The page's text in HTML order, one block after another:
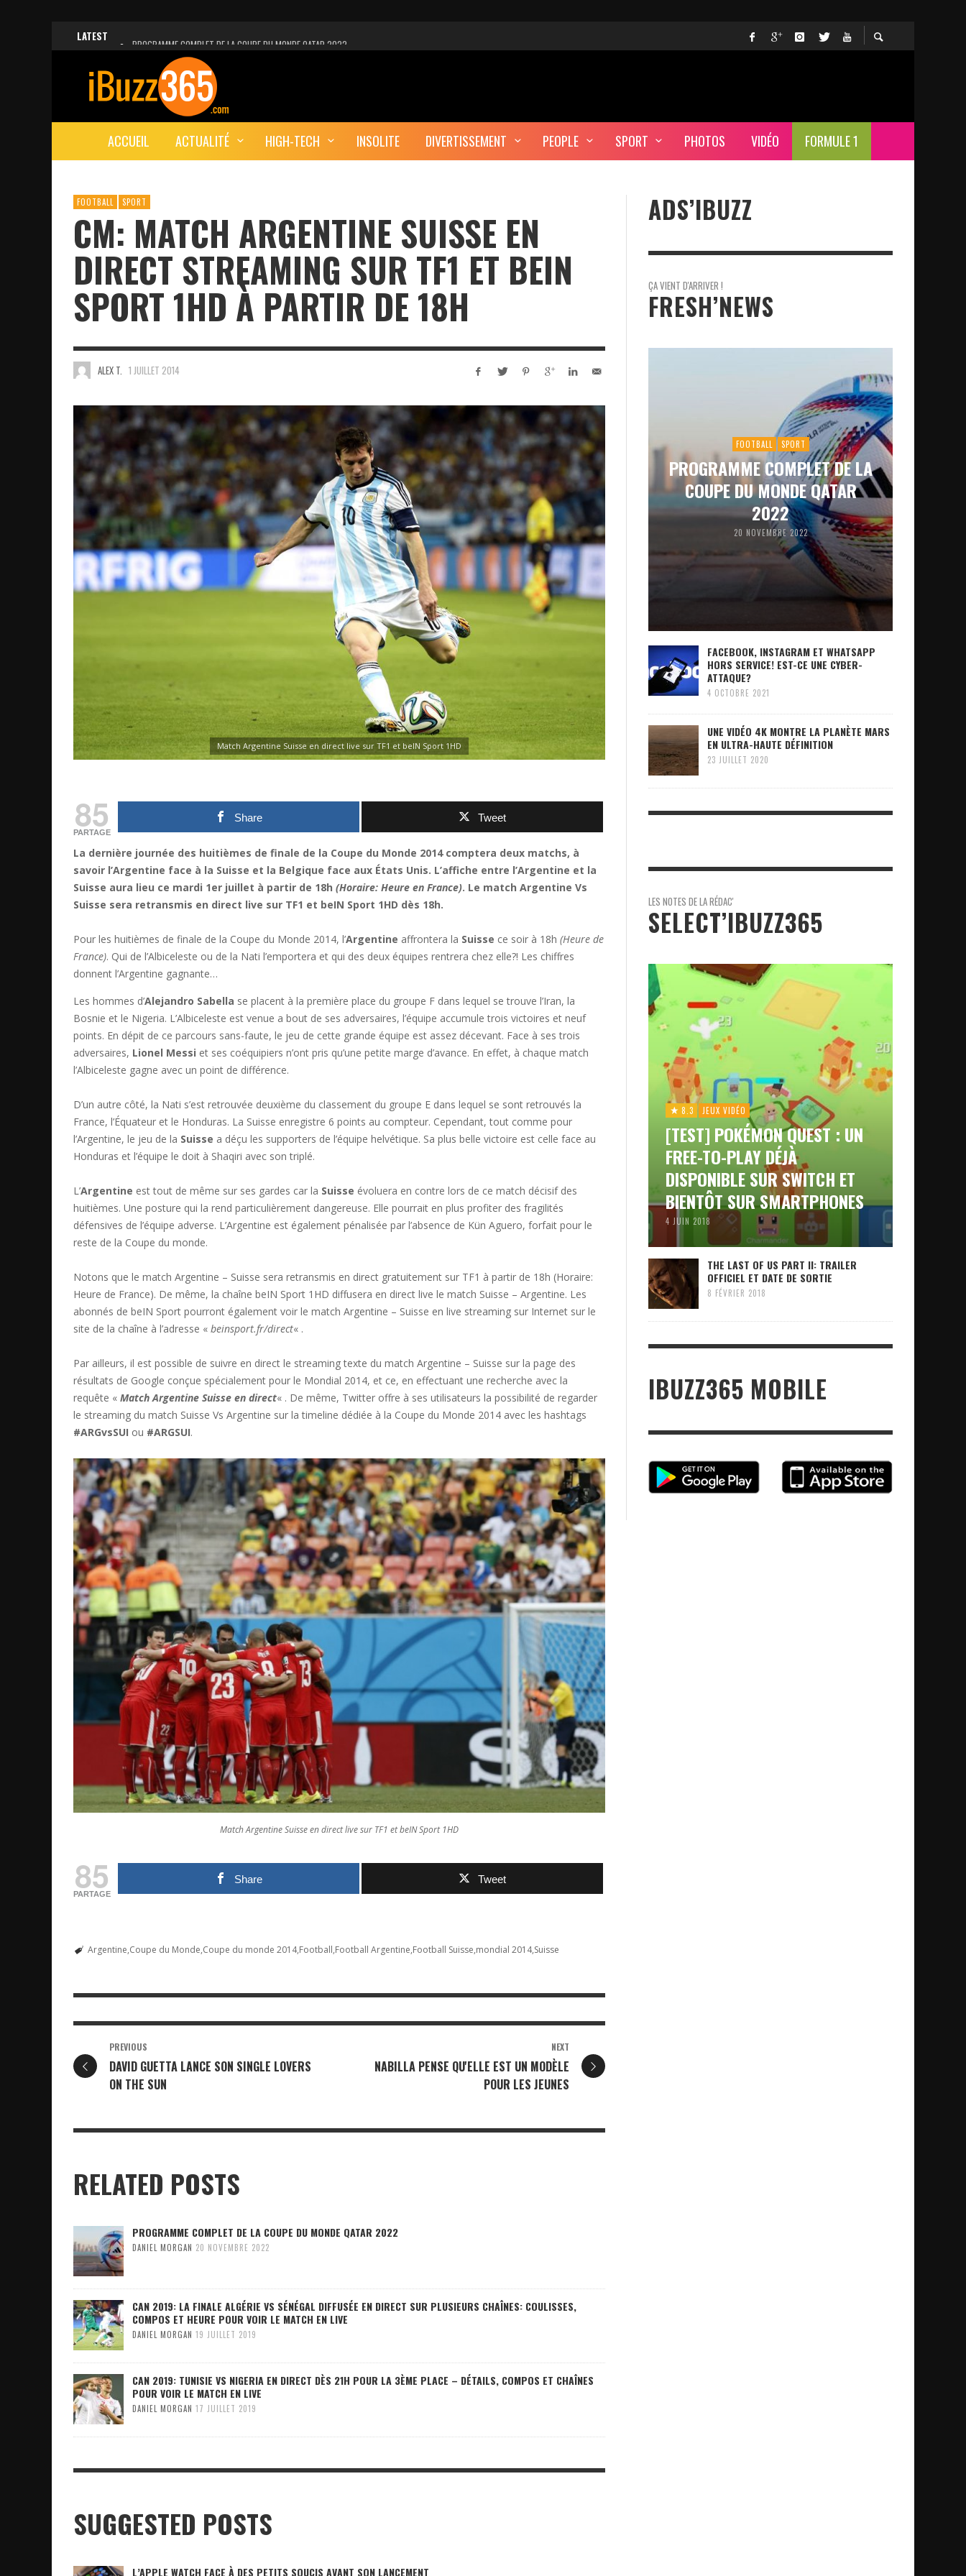
LATEST
PROGRAMME COMPLET DE LA COUPE DU MONDE QATAR 2022
FACEBOOK, INSTAGRAM ET WHATSAPP HORS SERVICE! EST-CE UNE CYBER-ATTAQUE?
UNE VIDÉO 4K MONTRE LA PLANÈTE MARS EN ULTRA-HAUTE DÉFINITION
LANCEMENT DU PREMIER VOL HABITÉ DE SPACEX
DÉCÈS DE L’EX-PRÉSIDENT ZINE EL ABIDINE BEN ALI, SERA-T-IL ENTERRÉ EN TUNISIE?
ACCUEIL ACTUALITÉ HIGH-TECH INSOLITE DIVERTISSEMENT PEOPLE SPORT PHOTOS VIDÉO FORMULE 1
FOOTBALL SPORT
CM: MATCH ARGENTINE SUISSE EN
DIRECT STREAMING SUR TF1 ET BEIN
SPORT 1HD À PARTIR DE 18H
ALEX T. 1 JUILLET 2014
Match Argentine Suisse en direct live sur TF1 et beIN Sport 1HD
85
PARTAGE
Share Tweet
La dernière journée des huitièmes de finale de la Coupe du Monde 2014 comptera deux matchs, à
savoir l’Argentine face à la Suisse et la Belgique face aux États Unis. L’affiche entre l’Argentine et la
Suisse aura lieu ce mardi 1er juillet à partir de 18h (Horaire: Heure en France). Le match Argentine Vs
Suisse sera retransmis en direct live sur TF1 et beIN Sport 1HD dès 18h.
Pour les huitièmes de finale de la Coupe du Monde 2014, l’Argentine affrontera la Suisse ce soir à 18h (Heure de
France). Qui de l’Albiceleste ou de la Nati l’emportera et qui des deux équipes rentrera chez elle?! Les chiffres
donnent l’Argentine gagnante…
Les hommes d’Alejandro Sabella se placent à la première place du groupe F dans lequel se trouve l’Iran, la
Bosnie et le Nigeria. L’Albiceleste est venue a bout de ses adversaires, l’équipe accumule trois victoires et neuf
points. En dépit de ce parcours sans-faute, le jeu de cette grande équipe est assez décevant. Face à ses trois
adversaires, Lionel Messi et ses coéquipiers n’ont pris qu’une petite marge d’avance. En effet, à chaque match
l’Albiceleste gagne avec un point de différence.
D’un autre côté, la Nati s’est retrouvée deuxième du classement du groupe E dans lequel se sont retrouvés la
France, l’Équateur et le Honduras. La Suisse enregistre 6 points au compteur. Cependant, tout comme pour
l’Argentine, le jeu de la Suisse a déçu les supporters de l’équipe helvétique. Sa plus belle victoire est celle face au
Honduras et l’équipe le doit à Shaqiri avec son triplé.
L’Argentine est tout de même sur ses gardes car la Suisse évoluera en contre lors de ce match décisif des
huitièmes. Une posture qui la rend particulièrement dangereuse. Elle pourrait en plus profiter des fragilités
défensives de l’équipe adverse. L’Argentine est également pénalisée par l’absence de Kün Aguero, forfait pour le
reste de la Coupe du monde.
Notons que le match Argentine – Suisse sera retransmis en direct gratuitement sur TF1 à partir de 18h (Horaire:
Heure de France). De même, la chaîne beIN Sport 1HD diffusera en direct live le match Suisse – Argentine. Les
abonnés de beIN Sport pourront également voir le match Argentine – Suisse en live streaming sur Internet sur le
site de la chaîne à l’adresse « beinsport.fr/direct« .
Par ailleurs, il est possible de suivre en direct le streaming texte du match Argentine – Suisse sur la page des
résultats de Google conçue spécialement pour le Mondial 2014, et ce, en effectuant une recherche avec la
requête « Match Argentine Suisse en direct« . De même, Twitter offre à ses utilisateurs la possibilité de regarder
le streaming du match Suisse Vs Argentine sur la timeline dédiée à la Coupe du Monde 2014 avec les hashtags
#ARGvsSUI ou #ARGSUI.
Match Argentine Suisse en direct live sur TF1 et beIN Sport 1HD
85
PARTAGE
Share Tweet
Argentine Coupe du Monde Coupe du monde 2014 Football Football Argentine Football Suisse mondial 2014 Suisse
PREVIOUS
DAVID GUETTA LANCE SON SINGLE LOVERS
ON THE SUN
NEXT
NABILLA PENSE QU'ELLE EST UN MODÈLE
POUR LES JEUNES
RELATED POSTS
PROGRAMME COMPLET DE LA COUPE DU MONDE QATAR 2022
DANIEL MORGAN 20 NOVEMBRE 2022
CAN 2019: LA FINALE ALGÉRIE VS SÉNÉGAL DIFFUSÉE EN DIRECT SUR PLUSIEURS CHAÎNES: COULISSES,
COMPOS ET HEURE POUR VOIR LE MATCH EN LIVE
DANIEL MORGAN 19 JUILLET 2019
CAN 2019: TUNISIE VS NIGERIA EN DIRECT DÈS 21H POUR LA 3ÈME PLACE – DÉTAILS, COMPOS ET CHAÎNES
POUR VOIR LE MATCH EN LIVE
DANIEL MORGAN 17 JUILLET 2019
SUGGESTED POSTS
L’APPLE WATCH FACE À DES PETITS SOUCIS AVANT SON LANCEMENT
ADS’IBUZZ
ÇA VIENT D'ARRIVER !
FRESH’NEWS
FOOTBALL SPORT
PROGRAMME COMPLET DE LA
COUPE DU MONDE QATAR
2022
20 NOVEMBRE 2022
FACEBOOK, INSTAGRAM ET WHATSAPP
HORS SERVICE! EST-CE UNE CYBER-
ATTAQUE?
4 OCTOBRE 2021
UNE VIDÉO 4K MONTRE LA PLANÈTE MARS
EN ULTRA-HAUTE DÉFINITION
23 JUILLET 2020
LES NOTES DE LA RÉDAC'
SELECT’IBUZZ365
8.3 JEUX VIDÉO
[TEST] POKÉMON QUEST : UN
FREE-TO-PLAY DÉJÀ
DISPONIBLE SUR SWITCH ET
BIENTÔT SUR SMARTPHONES
4 JUIN 2018
THE LAST OF US PART II: TRAILER
OFFICIEL ET DATE DE SORTIE
8 FÉVRIER 2018
IBUZZ365 MOBILE